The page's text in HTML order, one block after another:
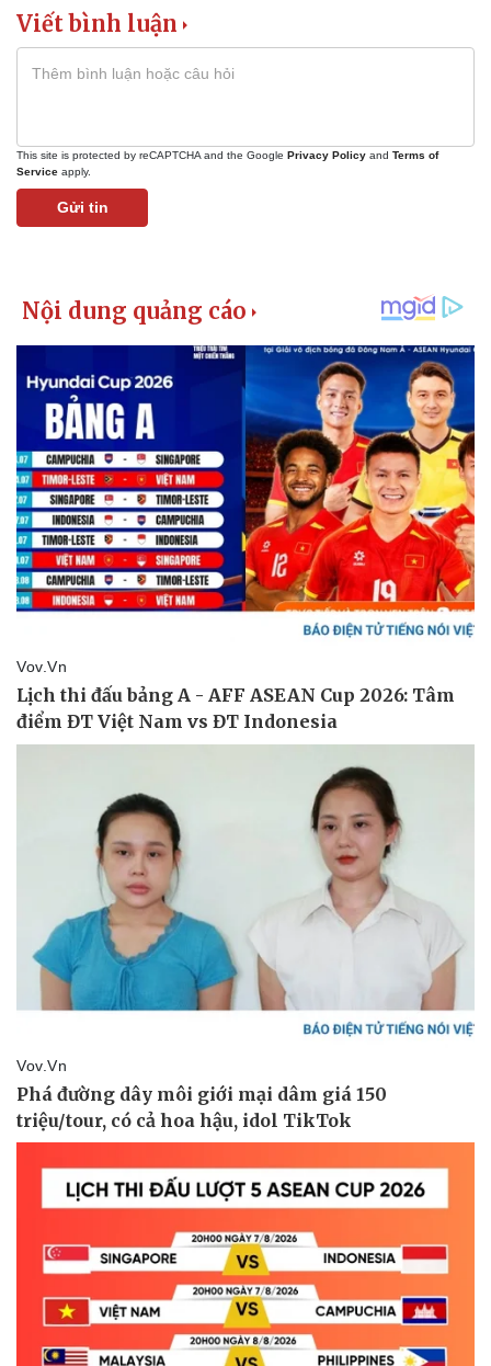
Khởi nghiệp
Giá vàng
Tiêu dùng
Chứng khoán
Giá cà phê
Viết bình luận
This site is protected by reCAPTCHA and the Google Privacy Policy and Terms of
Service apply.
Gửi tin